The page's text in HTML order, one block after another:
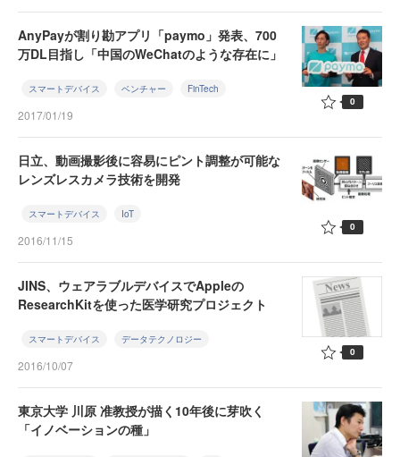
AnyPayが割り勘アプリ「paymo」発表、700
万DL目指し「中国のWeChatのような存在に」
スマートデバイス ベンチャー FinTech
2017/01/19
0
日立、動画撮影後に容易にピント調整が可能な
レンズレスカメラ技術を開発
スマートデバイス IoT
2016/11/15
0
JINS、ウェアラブルデバイスでAppleの
ResearchKitを使った医学研究プロジェクト
スマートデバイス データテクノロジー
2016/10/07
0
東京大学 川原 准教授が描く10年後に芽吹く
「イノベーションの種」